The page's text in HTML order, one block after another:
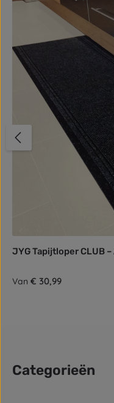
JYG Tapijtloper CLUB
Normale prijs:
Van € 30,99
Categorieën